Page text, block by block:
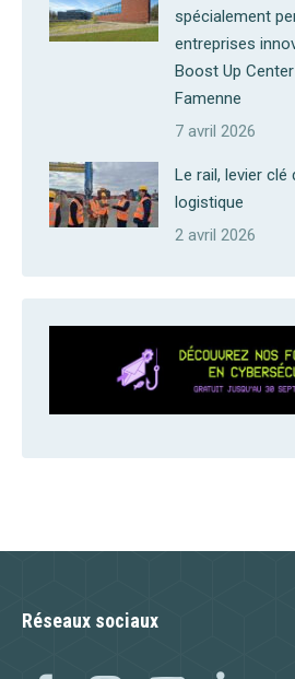
spécialement
entreprises
Boost Up
Famenne
7 avril 2026
Le rail, levier clé
logistique
2 avril 2026
Réseaux sociaux